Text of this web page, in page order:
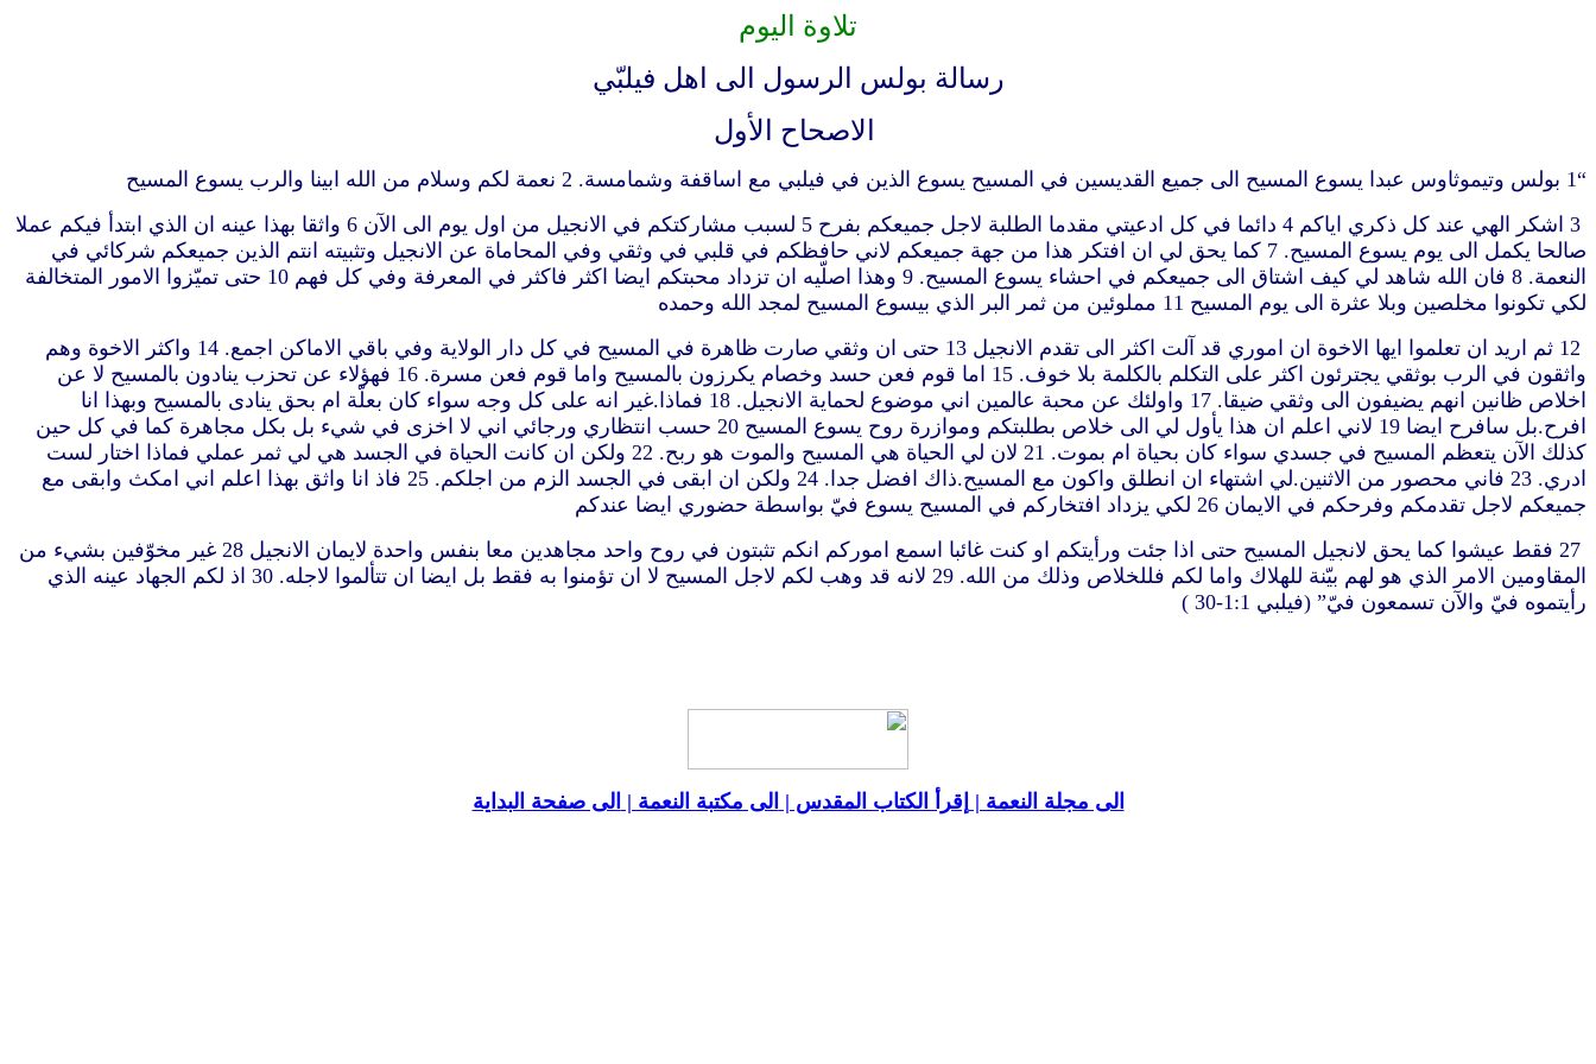
تلاوة اليوم
رسالة بولس الرسول الى اهل فيلبّي
الاصحاح الأول
“1 بولس وتيموثاوس عبدا يسوع المسيح الى جميع القديسين في المسيح يسوع الذين في فيلبي مع اساقفة وشمامسة. 2 نعمة لكم وسلام من الله ابينا والرب يسوع المسيح
3 اشكر الهي عند كل ذكري اياكم 4 دائما في كل ادعيتي مقدما الطلبة لاجل جميعكم بفرح 5 لسبب مشاركتكم في الانجيل من اول يوم الى الآن 6 واثقا بهذا عينه ان الذي ابتدأ فيكم عملا
صالحا يكمل الى يوم يسوع المسيح. 7 كما يحق لي ان افتكر هذا من جهة جميعكم لاني حافظكم في قلبي في وثقي وفي المحاماة عن الانجيل وتثبيته انتم الذين جميعكم شركائي في
النعمة. 8 فان الله شاهد لي كيف اشتاق الى جميعكم في احشاء يسوع المسيح. 9 وهذا اصلّيه ان تزداد محبتكم ايضا اكثر فاكثر في المعرفة وفي كل فهم 10 حتى تميّزوا الامور المتخالفة
لكي تكونوا مخلصين وبلا عثرة الى يوم المسيح 11 مملوئين من ثمر البر الذي بيسوع المسيح لمجد الله وحمده
12 ثم اريد ان تعلموا ايها الاخوة ان اموري قد آلت اكثر الى تقدم الانجيل 13 حتى ان وثقي صارت ظاهرة في المسيح في كل دار الولاية وفي باقي الاماكن اجمع. 14 واكثر الاخوة وهم
واثقون في الرب بوثقي يجترئون اكثر على التكلم بالكلمة بلا خوف. 15 اما قوم فعن حسد وخصام يكرزون بالمسيح واما قوم فعن مسرة. 16 فهؤلاء عن تحزب ينادون بالمسيح لا عن
اخلاص ظانين انهم يضيفون الى وثقي ضيقا. 17 واولئك عن محبة عالمين اني موضوع لحماية الانجيل. 18 فماذا.غير انه على كل وجه سواء كان بعلّة ام بحق ينادى بالمسيح وبهذا انا
افرح.بل سافرح ايضا 19 لاني اعلم ان هذا يأول لي الى خلاص بطلبتكم وموازرة روح يسوع المسيح 20 حسب انتظاري ورجائي اني لا اخزى في شيء بل بكل مجاهرة كما في كل حين
كذلك الآن يتعظم المسيح في جسدي سواء كان بحياة ام بموت. 21 لان لي الحياة هي المسيح والموت هو ربح. 22 ولكن ان كانت الحياة في الجسد هي لي ثمر عملي فماذا اختار لست
ادري. 23 فاني محصور من الاثنين.لي اشتهاء ان انطلق واكون مع المسيح.ذاك افضل جدا. 24 ولكن ان ابقى في الجسد الزم من اجلكم. 25 فاذ انا واثق بهذا اعلم اني امكث وابقى مع
جميعكم لاجل تقدمكم وفرحكم في الايمان 26 لكي يزداد افتخاركم في المسيح يسوع فيّ بواسطة حضوري ايضا عندكم
27 فقط عيشوا كما يحق لانجيل المسيح حتى اذا جئت ورأيتكم او كنت غائبا اسمع اموركم انكم تثبتون في روح واحد مجاهدين معا بنفس واحدة لايمان الانجيل 28 غير مخوّفين بشيء من
المقاومين الامر الذي هو لهم بيّنة للهلاك واما لكم فللخلاص وذلك من الله. 29 لانه قد وهب لكم لاجل المسيح لا ان تؤمنوا به فقط بل ايضا ان تتألموا لاجله. 30 اذ لكم الجهاد عينه الذي
رأيتموه فيّ والآن تسمعون فيّ” (فيلبي 1:1-30 )
الى مجلة النعمة | إقرأ الكتاب المقدس | الى مكتبة النعمة | الى صفحة البداية